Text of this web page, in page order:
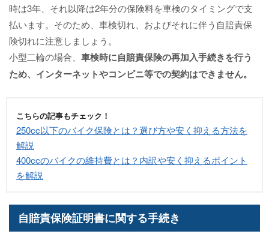
時は3年、それ以降は2年分の保険料を車検のタイミングで支
払います。そのため、車検切れ、およびそれに伴う自賠責保
険切れに注意しましょう。
小型二輪の場合、 車検時に自賠責保険の再加入手続きを行う
ため、インターネットやコンビニ等での契約はできません。
こちらの記事もチェック！
250cc以下のバイク保険とは？選び方や安く抑える方法を
解説
400ccのバイクの維持費とは？内訳や安く抑えるポイント
を解説
自賠責保険証明書に関する手続き